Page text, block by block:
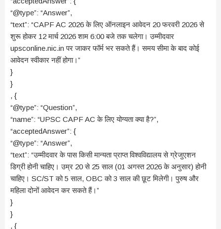
“@type”: “Answer”,
“text”: “CAPF AC 2026 के लिए ऑनलाइन आवेदन 20 फरवरी 2026 से
शुरू होकर 12 मार्च 2026 शाम 6:00 बजे तक चलेगा। उम्मीदवार
upsconline.nic.in पर जाकर फॉर्म भर सकते हैं। समय सीमा के बाद कोई
आवेदन स्वीकार नहीं होगा।”
}
}
, {
“@type”: “Question”,
“name”: “UPSC CAPF AC के लिए योग्यता क्या है?”,
“acceptedAnswer”: {
“@type”: “Answer”,
“text”: “उम्मीदवार के पास किसी मान्यता प्राप्त विश्वविद्यालय से ग्रेजुएशन
डिग्री होनी चाहिए। उम्र 20 से 25 साल (01 अगस्त 2026 के अनुसार) होनी
चाहिए। SC/ST को 5 साल, OBC को 3 साल की छूट मिलेगी। पुरुष और
महिला दोनों आवेदन कर सकते हैं।”
}
}
, {